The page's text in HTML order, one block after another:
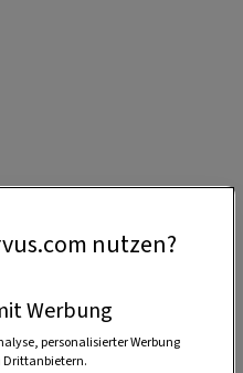
nutzen?
Werbung
personalisierter Werbung